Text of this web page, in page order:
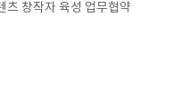
창작자 육성 업무협약